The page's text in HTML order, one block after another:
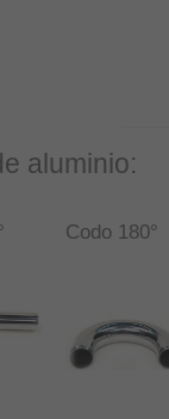
aluminio:
Codo 180°